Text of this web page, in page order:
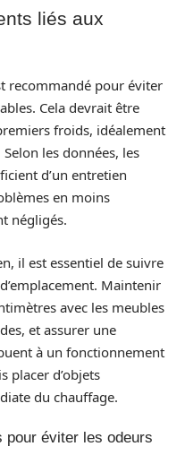
liés aux
recommandé pour éviter
Cela devrait être
froids, idéalement
les données, les
d’un entretien
en moins
négligés.
il est essentiel de suivre
Maintenir
avec les meubles
et assurer une
à un fonctionnement
placer d’objets
du chauffage.
pour éviter les odeurs